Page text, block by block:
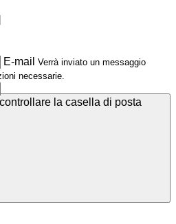
E-mail Verrà inviato un messaggio
necessarie.
la casella di posta